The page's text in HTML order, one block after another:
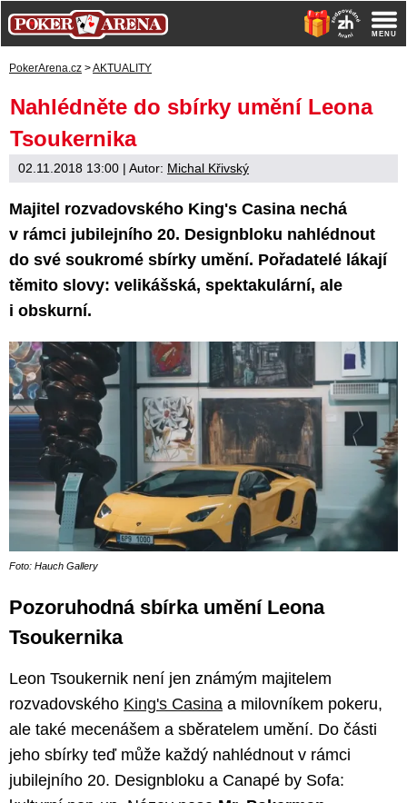
PokerArena.cz >AKTUALITY
Nahlédněte do sbírky umění Leona
Tsoukernika
02.11.2018 13:00 | Autor: Michal Křivský
Majitel rozvadovského King's Casina nechá
v rámci jubilejního 20. Designbloku nahlédnout
do své soukromé sbírky umění. Pořadatelé lákají
těmito slovy: velikášská, spektakulární, ale
i obskurní.
Foto: Hauch Gallery
Pozoruhodná sbírka umění Leona
Tsoukernika
Leon Tsoukernik není jen známým majitelem
rozvadovského King's Casina a milovníkem pokeru,
ale také mecenášem a sběratelem umění. Do části
jeho sbírky teď může každý nahlédnout v rámci
jubilejního 20. Designbloku a Canapé by Sofa: